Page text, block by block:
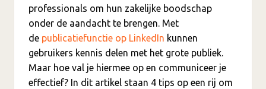
professionals om hun zakelijke boodschap
onder de aandacht te brengen. Met
de publicatiefunctie op LinkedIn kunnen
gebruikers kennis delen met het grote publiek.
Maar hoe val je hiermee op en communiceer je
effectief? In dit artikel staan 4 tips op een rij om